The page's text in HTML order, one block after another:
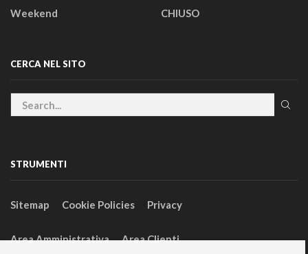
Weekend CHIUSO
CERCA NEL SITO
STRUMENTI
Sitemap Cookie Policies Privacy
Area Amministrativa Area Clienti